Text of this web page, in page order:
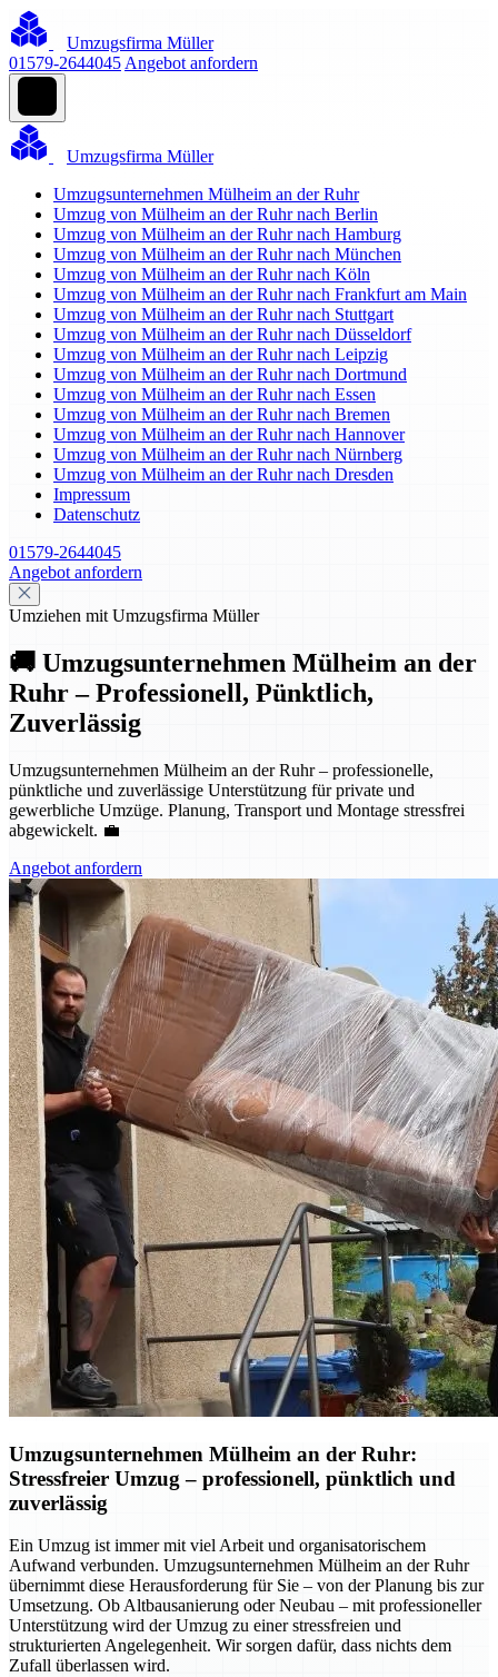
Umzugsfirma Müller
01579-2644045 Angebot anfordern
Umzugsfirma Müller
Umzugsunternehmen Mülheim an der Ruhr
Umzug von Mülheim an der Ruhr nach Berlin
Umzug von Mülheim an der Ruhr nach Hamburg
Umzug von Mülheim an der Ruhr nach München
Umzug von Mülheim an der Ruhr nach Köln
Umzug von Mülheim an der Ruhr nach Frankfurt am Main
Umzug von Mülheim an der Ruhr nach Stuttgart
Umzug von Mülheim an der Ruhr nach Düsseldorf
Umzug von Mülheim an der Ruhr nach Leipzig
Umzug von Mülheim an der Ruhr nach Dortmund
Umzug von Mülheim an der Ruhr nach Essen
Umzug von Mülheim an der Ruhr nach Bremen
Umzug von Mülheim an der Ruhr nach Hannover
Umzug von Mülheim an der Ruhr nach Nürnberg
Umzug von Mülheim an der Ruhr nach Dresden
Impressum
Datenschutz
01579-2644045
Angebot anfordern
Umziehen mit Umzugsfirma Müller
🚚 Umzugsunternehmen Mülheim an der
Ruhr – Professionell, Pünktlich,
Zuverlässig
Umzugsunternehmen Mülheim an der Ruhr – professionelle,
pünktliche und zuverlässige Unterstützung für private und
gewerbliche Umzüge. Planung, Transport und Montage stressfrei
abgewickelt. 💼
Angebot anfordern
Umzugsunternehmen Mülheim an der Ruhr:
Stressfreier Umzug – professionell, pünktlich und
zuverlässig
Ein Umzug ist immer mit viel Arbeit und organisatorischem
Aufwand verbunden. Umzugsunternehmen Mülheim an der Ruhr
übernimmt diese Herausforderung für Sie – von der Planung bis zur
Umsetzung. Ob Altbausanierung oder Neubau – mit professioneller
Unterstützung wird der Umzug zu einer stressfreien und
strukturierten Angelegenheit. Wir sorgen dafür, dass nichts dem
Zufall überlassen wird.